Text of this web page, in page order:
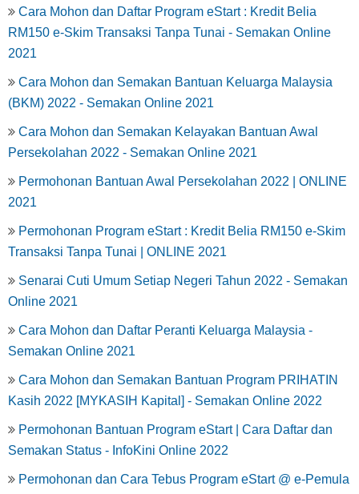
Cara Mohon dan Daftar Program eStart : Kredit Belia
RM150 e-Skim Transaksi Tanpa Tunai - Semakan Online
2021
Cara Mohon dan Semakan Bantuan Keluarga Malaysia
(BKM) 2022 - Semakan Online 2021
Cara Mohon dan Semakan Kelayakan Bantuan Awal
Persekolahan 2022 - Semakan Online 2021
Permohonan Bantuan Awal Persekolahan 2022 | ONLINE
2021
Permohonan Program eStart : Kredit Belia RM150 e-Skim
Transaksi Tanpa Tunai | ONLINE 2021
Senarai Cuti Umum Setiap Negeri Tahun 2022 - Semakan
Online 2021
Cara Mohon dan Daftar Peranti Keluarga Malaysia -
Semakan Online 2021
Cara Mohon dan Semakan Bantuan Program PRIHATIN
Kasih 2022 [MYKASIH Kapital] - Semakan Online 2022
Permohonan Bantuan Program eStart | Cara Daftar dan
Semakan Status - InfoKini Online 2022
Permohonan dan Cara Tebus Program eStart @ e-Pemula